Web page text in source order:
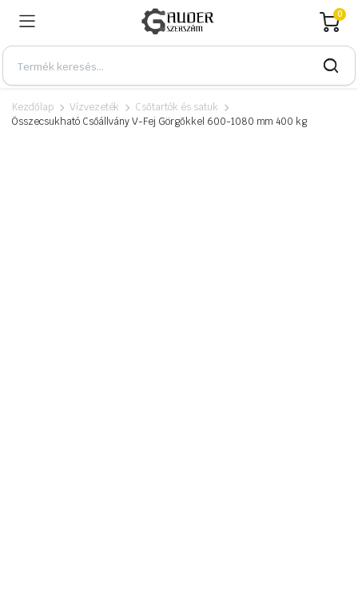
0
Kezdőlap Vízvezeték
Csőtartók és satuk
Összecsukható Csőállvány V-Fej Görgőkkel 600-1080 mm 400 kg